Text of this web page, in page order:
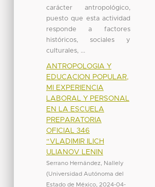
carácter antropológico,
puesto que esta actividad
responde a factores
históricos, sociales y
culturales, ...
ANTROPOLOGIA Y
EDUCACION POPULAR,
MI EXPERIENCIA
LABORAL Y PERSONAL
EN LA ESCUELA
PREPARATORIA
OFICIAL 346
“VLADIMIR ILICH
ULIANOV LENIN
Serrano Hernández, Nallely
(Universidad Autónoma del
Estado de México, 2024-04-